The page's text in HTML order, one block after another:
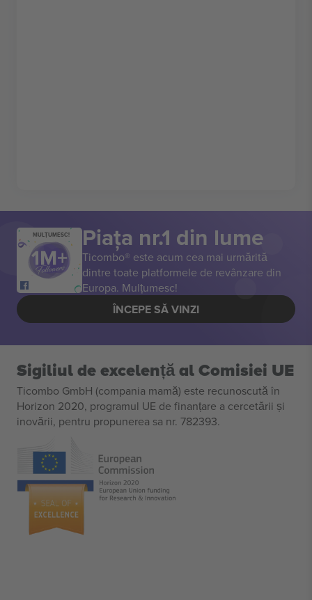
MULȚUMESC! Piața nr.1 din lume
Ticombo® este acum cea mai urmărită
dintre toate platformele de revânzare din
Europa. Mulțumesc!
ÎNCEPE SĂ VINZI
Sigiliul de excelență al Comisiei UE
Ticombo GmbH (compania mamă) este recunoscută în
Horizon 2020, programul UE de finanțare a cercetării și
inovării, pentru propunerea sa nr. 782393.